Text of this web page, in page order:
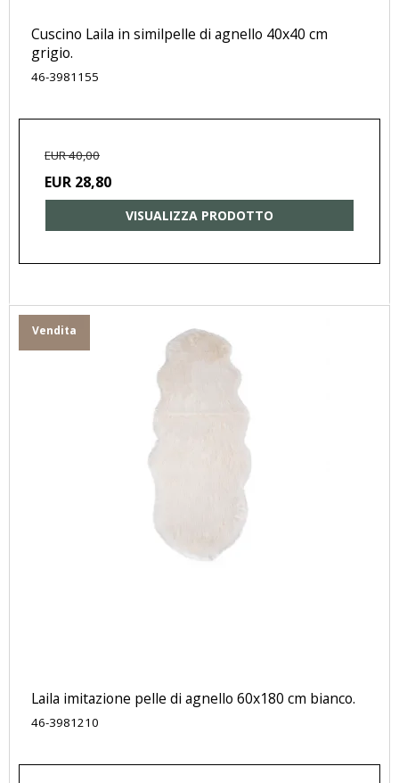
Cuscino Laila in similpelle di agnello 40x40 cm
grigio.
46-3981155
EUR 40,00
EUR 28,80
VISUALIZZA PRODOTTO
Vendita
Laila imitazione pelle di agnello 60x180 cm bianco.
46-3981210